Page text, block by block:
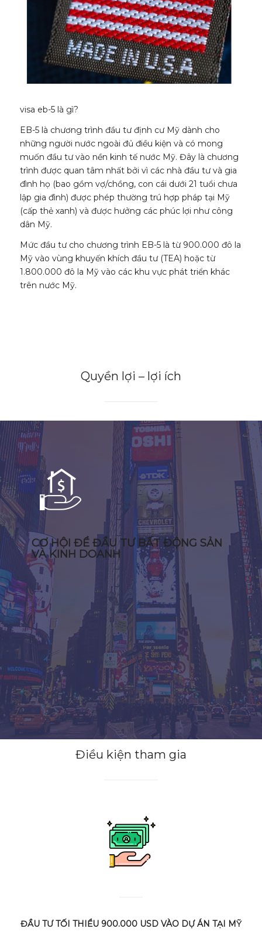
visa eb-5 là gì?
EB-5 là chương trình đầu tư định cư Mỹ dành cho
những người nước ngoài đủ điều kiện và có mong
muốn đầu tư vào nền kinh tế nước Mỹ. Đây là chương
trình được quan tâm nhất bởi vì các nhà đầu tư và gia
đình họ (bao gồm vợ/chồng, con cái dưới 21 tuổi chưa
lập gia đình) được phép thường trú hợp pháp tại Mỹ
(cấp thẻ xanh) và được hưởng các phúc lợi như công
dân Mỹ.
Mức đầu tư cho chương trình EB-5 là từ 900.000 đô la
Mỹ vào vùng khuyến khích đầu tư (TEA) hoặc từ
1.800.000 đô la Mỹ vào các khu vực phát triển khác
trên nước Mỹ.
Quyền lợi – lợi ích
CƠ HỘI ĐỂ ĐẦU TƯ BẤT ĐỘNG SẢN
VÀ KINH DOANH
Điều kiện tham gia
ĐẦU TƯ TỐI THIỂU 900.000 USD VÀO DỰ ÁN TẠI MỸ